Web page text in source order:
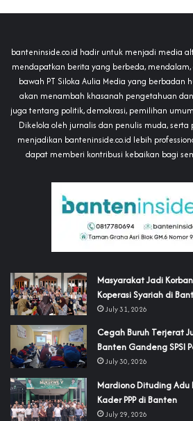
banteninside.co.id hadir untuk menjadi media
mendapatkan berita yang berbeda,
bawah PT Siloka Aulia Media yang berbadan
akan menambah khasanah pengetahuan
juga tentang politik, demokrasi, pemilihan
Dikelola oleh jurnalis dan penulis muda,
menjadikan banteninside.co.id lebih
dapat memberi kontribusi kebaikan bagi
‎Masyarakat Jadi
Koperasi Syariah di
July 31, 2026
Cegah Buruh Terjerat
Banten Gandeng SPSI
July 30, 2026
‎Mardiono Dituding Adu
Kader PPP di Banten
July 29, 2026